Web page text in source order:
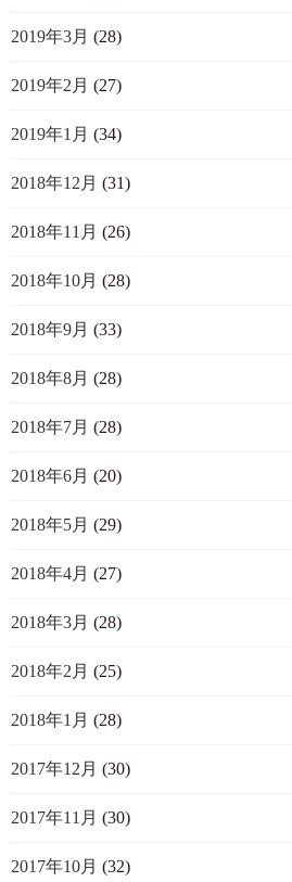
2019年3月 (28)
2019年2月 (27)
2019年1月 (34)
2018年12月 (31)
2018年11月 (26)
2018年10月 (28)
2018年9月 (33)
2018年8月 (28)
2018年7月 (28)
2018年6月 (20)
2018年5月 (29)
2018年4月 (27)
2018年3月 (28)
2018年2月 (25)
2018年1月 (28)
2017年12月 (30)
2017年11月 (30)
2017年10月 (32)